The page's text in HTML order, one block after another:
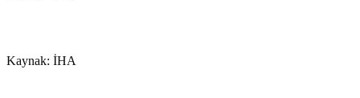
Kaynak: İHA